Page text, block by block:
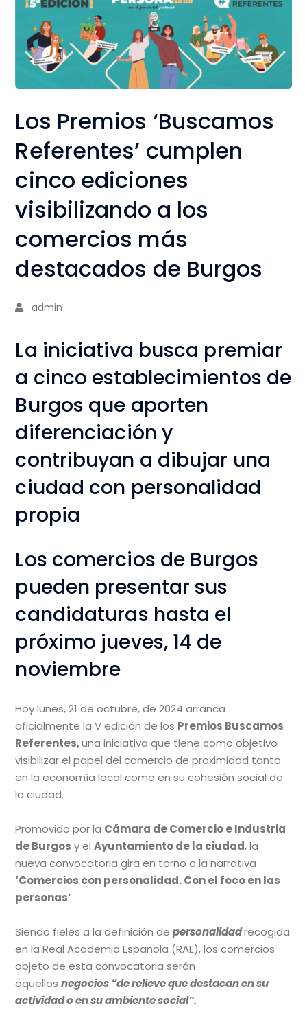
Los Premios ‘Buscamos
Referentes’ cumplen
cinco ediciones
visibilizando a los
comercios más
destacados de Burgos
admin
La iniciativa busca premiar
a cinco establecimientos de
Burgos que aporten
diferenciación y
contribuyan a dibujar una
ciudad con personalidad
propia
Los comercios de Burgos
pueden presentar sus
candidaturas hasta el
próximo jueves, 14 de
noviembre
Hoy lunes, 21 de octubre, de 2024 arranca
oficialmente la V edición de los Premios Buscamos
Referentes,una iniciativa que tiene como objetivo
visibilizar el papel del comercio de proximidad tanto
en la economía local como en su cohesión social de
la ciudad.
Promovido por la Cámara de Comercio e Industria
de Burgos y elAyuntamiento de la ciudad, la
nueva convocatoria gira en torno a la narrativa
‘Comercios con personalidad. Con el foco en las
personas’
Siendo fieles a la definición depersonalidadrecogida
en la Real Academia Española (RAE), los comercios
objeto de esta convocatoria serán
aquellosnegocios “de relieve que destacan en su
actividad o en su ambiente social”.